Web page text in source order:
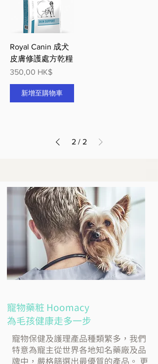
Royal Canin 成犬
皮膚修護處方乾糧
價格
350,00 HK$
新增至購物車
2 / 2
寵物藥粧 Hoomacy
為毛孩健康走多一步
寵物保健及護理產品種類繁多，我們
特意為寵主從世界各地知名藥廠及品
牌中，嚴格篩選出最優質的產品。 更